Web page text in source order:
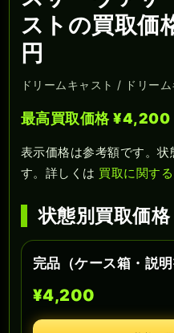
ストの買取
円
ドリームキャスト / ドリー
最高買取価格 ¥4,200
表示価格は参考額です。
す。詳しくは 買取に関す
状態別買取価格
完品（ケース箱・説明
¥4,200